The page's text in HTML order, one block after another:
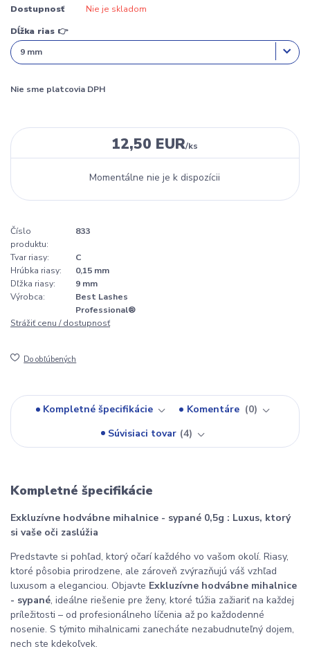
Dostupnosť Nie je skladom
Dĺžka rias 👉
Nie sme platcovia DPH
12,50 EUR/ks
Momentálne nie je k dispozícii
Číslo
produktu:
833
Tvar riasy:
C
Hrúbka riasy:
0,15 mm
Dľžka riasy:
9 mm
Výrobca:
Best Lashes
Professional®
Strážiť cenu / dostupnosť
Do obľúbených
Kompletné špecifikácie Komentáre
0
Súvisiaci tovar 4
Kompletné špecifikácie
Exkluzívne hodvábne mihalnice - sypané 0,5g : Luxus, ktorý
si vaše oči zaslúžia
Predstavte si pohľad, ktorý očarí každého vo vašom okolí. Riasy,
ktoré pôsobia prirodzene, ale zároveň zvýrazňujú váš vzhľad
luxusom a eleganciou. Objavte Exkluzívne hodvábne mihalnice
- sypané, ideálne riešenie pre ženy, ktoré túžia zažiariť na každej
príležitosti – od profesionálneho líčenia až po každodenné
nosenie. S týmito mihalnicami zanecháte nezabudnuteľný dojem,
nech ste kdekoľvek.